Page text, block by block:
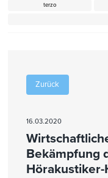
Zurück
16.03.2020
Bekämpfung
terzo